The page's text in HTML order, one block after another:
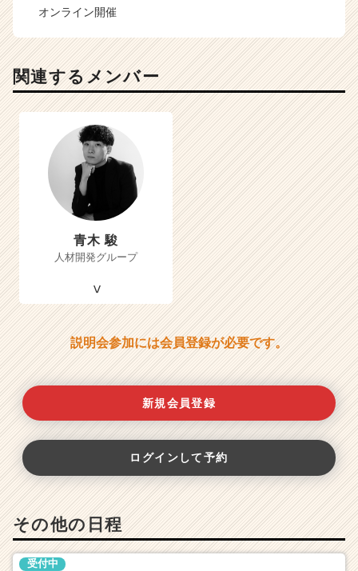
オンライン開催
関連するメンバー
青木 駿
人材開発グループ
説明会参加には会員登録が必要です。
新規会員登録
ログインして予約
その他の日程
受付中